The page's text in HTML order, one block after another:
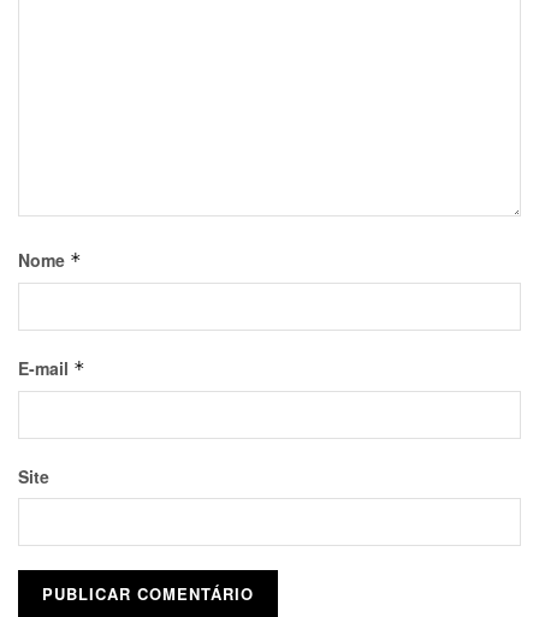
Nome *
E-mail *
Site